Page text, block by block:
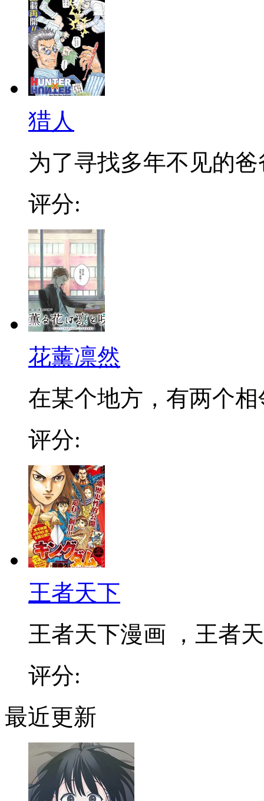
猎人
为了寻找多年不见的爸
评分:
花薰凛然
在某个地方，有两个相
评分:
王者天下
王者天下漫画 ，王者
评分:
最近更新